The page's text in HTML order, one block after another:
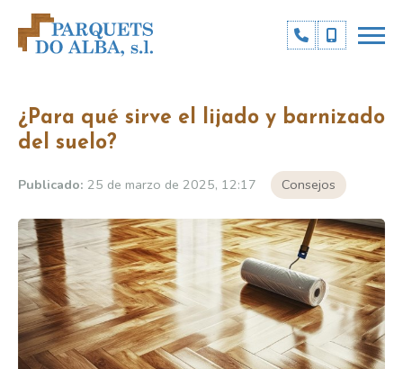
¿Para qué sirve el lijado y barnizado
del suelo?
Publicado: 25 de marzo de 2025, 12:17 Consejos